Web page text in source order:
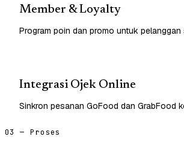
Member & Loyalty
Program poin dan promo untuk pelanggan
Integrasi Ojek Online
Sinkron pesanan GoFood dan GrabFood
03 — Proses